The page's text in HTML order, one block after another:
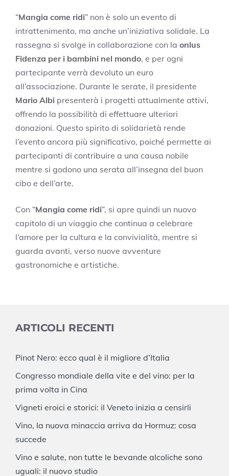
“Mangia come ridi” non è solo un evento di
intrattenimento, ma anche un’iniziativa solidale. La
rassegna si svolge in collaborazione con la onlus
Fidenza per i bambini nel mondo, e per ogni
partecipante verrà devoluto un euro
all’associazione. Durante le serate, il presidente
Mario Albi presenterà i progetti attualmente attivi,
offrendo la possibilità di effettuare ulteriori
donazioni. Questo spirito di solidarietà rende
l’evento ancora più significativo, poiché permette ai
partecipanti di contribuire a una causa nobile
mentre si godono una serata all’insegna del buon
cibo e dell’arte.
Con “Mangia come ridi”, si apre quindi un nuovo
capitolo di un viaggio che continua a celebrare
l’amore per la cultura e la convivialità, mentre si
guarda avanti, verso nuove avventure
gastronomiche e artistiche.
ARTICOLI RECENTI
Pinot Nero: ecco qual è il migliore d’Italia
Congresso mondiale della vite e del vino: per la
prima volta in Cina
Vigneti eroici e storici: il Veneto inizia a censirli
Vino, la nuova minaccia arriva da Hormuz: cosa
succede
Vino e salute, non tutte le bevande alcoliche sono
uguali: il nuovo studio